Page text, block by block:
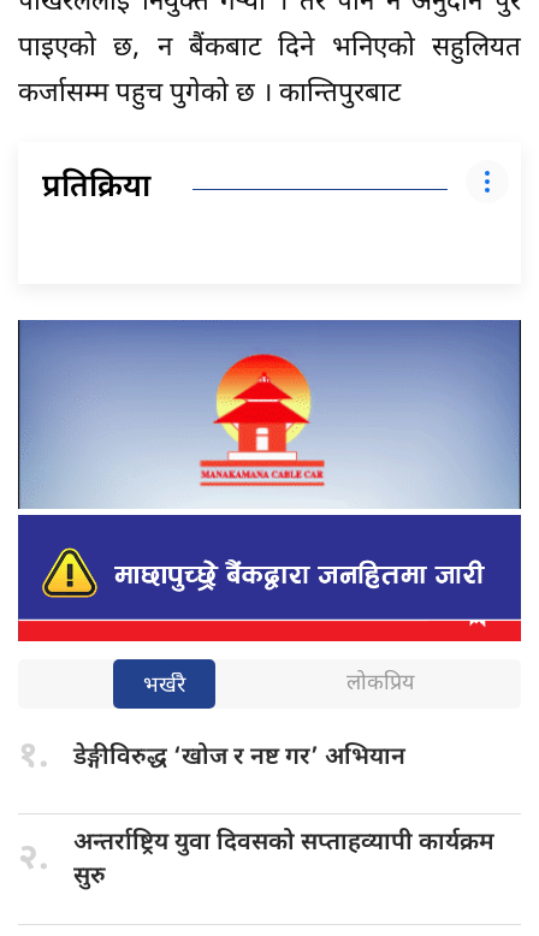
पाइएको छ, न बैंकबाट दिने भनिएको सहुलियत
कर्जासम्म पहुच पुगेको छ । कान्तिपुरबाट
प्रतिक्रिया
भर्खरै लोकप्रिय
१. डेङ्गीविरुद्ध ‘खोजर नष्ट गर’ अभियान
२. अन्तर्राष्ट्रिय युवादिवसको सप्ताहव्यापी कार्यक्रम
सुरु